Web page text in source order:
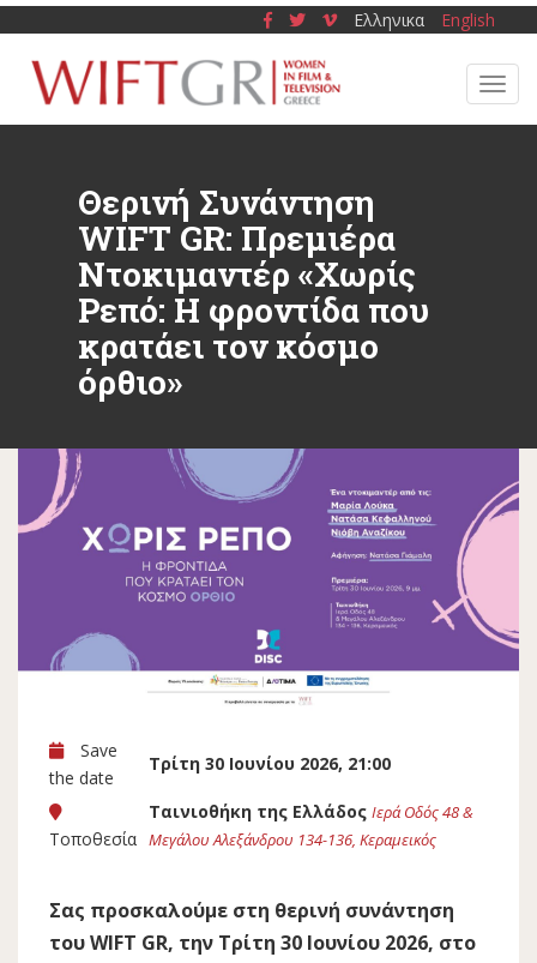
S
k
t
t
Ελληνικα English
Θερινή Συνάντηση
WIFT GR: Πρεμιέρα
Ντοκιμαντέρ «Χωρίς
Ρεπό: Η φροντίδα που
κρατάει τον κόσμο
όρθιο»
Save
the date
Τρίτη 30 Ιουνίου 2026, 21:00
Τοποθεσία
Ταινιοθήκη της Ελλάδος Ιερά Οδός 48 &
Μεγάλου Αλεξάνδρου 134-136, Κεραμεικός
Σας προσκαλούμε στη θερινή συνάντηση
του WIFT GR, την Τρίτη 30 Ιουνίου 2026, στο